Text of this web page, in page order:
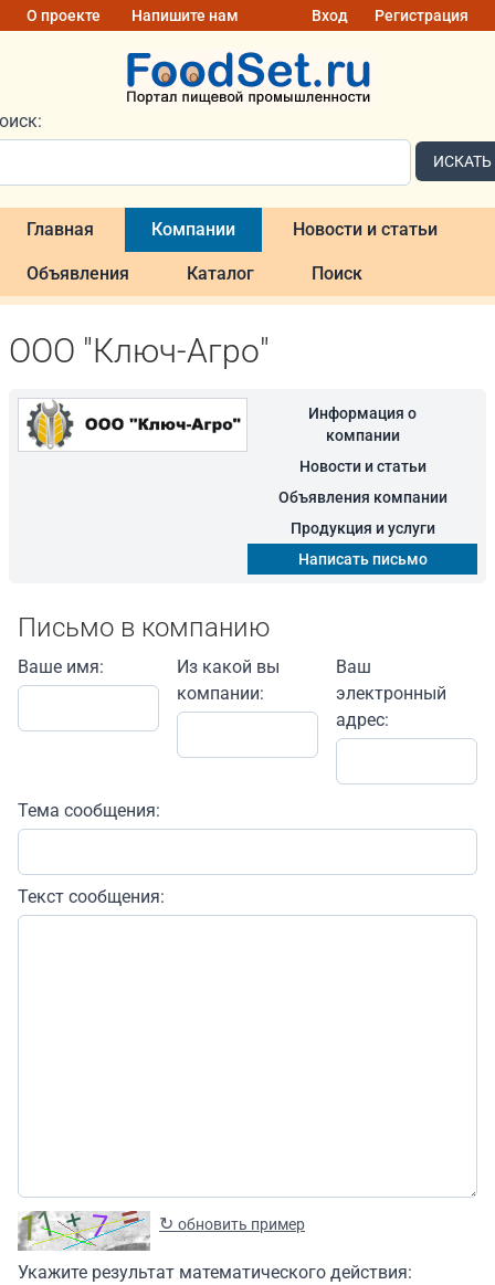
О проекте Напишите нам Вход Регистрация
ИСКАТЬ
Главная Компании Новости и статьи
Объявления Каталог Поиск
ООО "Ключ-Агро"
Информация о
компании
Новости и статьи
Объявления компании
Продукция и услуги
Написать письмо
Письмо в компанию
Ваше имя:
Из какой вы
компании:
Ваш
электронный
адрес:
Тема сообщения:
Текст сообщения:
↻ обновить пример
Укажите результат математического действия: